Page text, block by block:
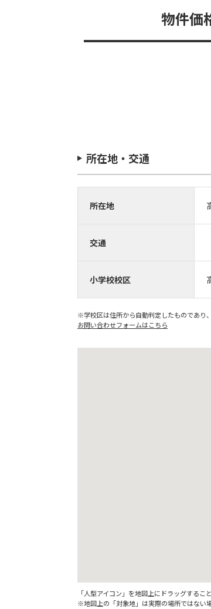
物件価
所在地・交通
所在地
交通
小学校校区
※学校区は住所から自動判定したものであり
お問い合わせフォームはこちら
「人型アイコン」を地図上にドラッグする
※地図上の「対象地」は実際の場所ではない